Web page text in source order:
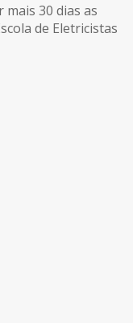
30 dias as
de Eletricistas